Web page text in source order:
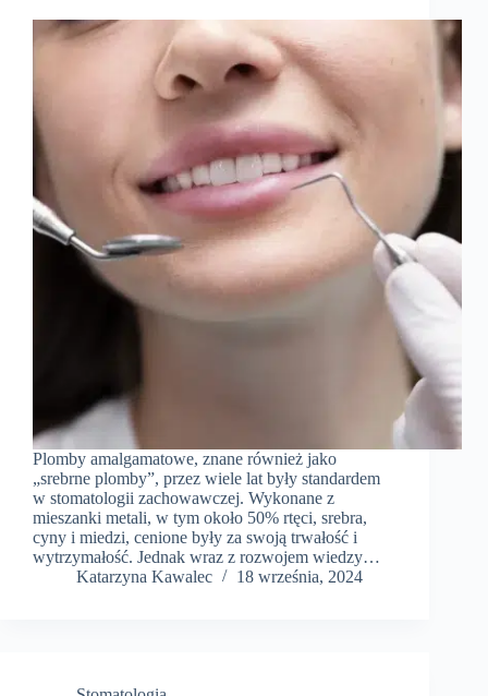
Plomby amalgamatowe, znane również jako
„srebrne plomby”, przez wiele lat były standardem
w stomatologii zachowawczej. Wykonane z
mieszanki metali, w tym około 50% rtęci, srebra,
cyny i miedzi, cenione były za swoją trwałość i
wytrzymałość. Jednak wraz z rozwojem wiedzy…
Katarzyna Kawalec
18 września, 2024